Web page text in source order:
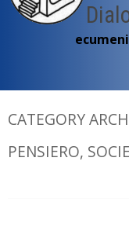
CATEGORY
PENSIERO,